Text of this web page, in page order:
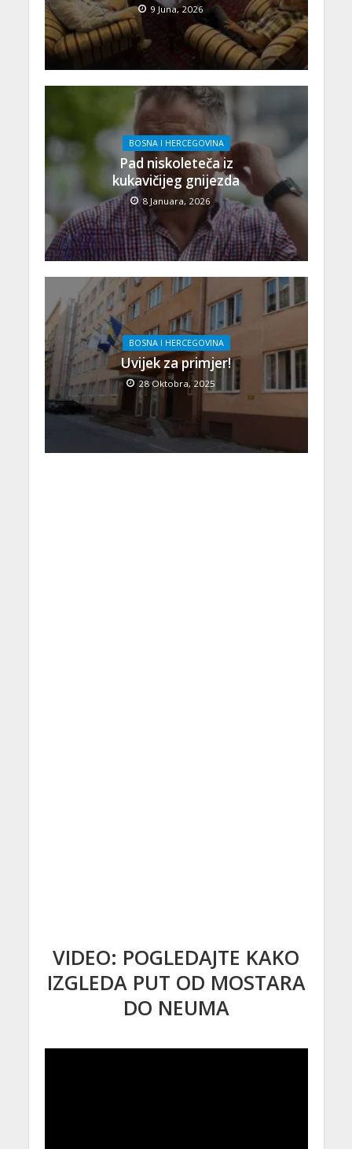
9 Juna, 2026
BOSNA I HERCEGOVINA
Pad niskoleteča iz
kukavičijeg gnijezda
8 Januara, 2026
BOSNA I HERCEGOVINA
Uvijek za primjer!
28 Oktobra, 2025
VIDEO: POGLEDAJTE KAKO
IZGLEDA PUT OD MOSTARA
DO NEUMA